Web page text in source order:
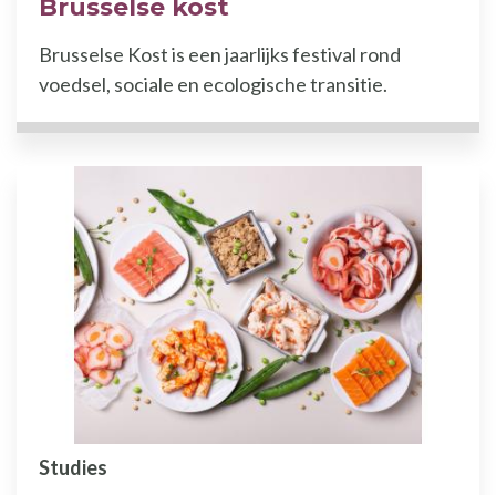
Brusselse kost
Brusselse Kost is een jaarlijks festival rond
voedsel, sociale en ecologische transitie.
Studies